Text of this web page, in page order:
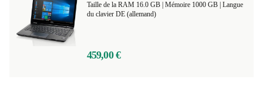
Langue
du clavier DE (allemand)
459,00 €